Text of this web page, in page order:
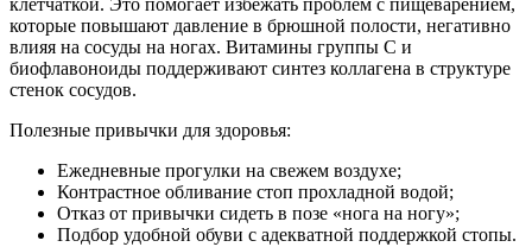
клетчаткой. Это помогает избежать проблем с пищеварением,
которые повышают давление в брюшной полости, негативно
влияя на сосуды на ногах. Витамины группы C и
биофлавоноиды поддерживают синтез коллагена в структуре
стенок сосудов.
Полезные привычки для здоровья:
Ежедневные прогулки на свежем воздухе;
Контрастное обливание стоп прохладной водой;
Отказ от привычки сидеть в позе «нога на ногу»;
Подбор удобной обуви с адекватной поддержкой стопы.